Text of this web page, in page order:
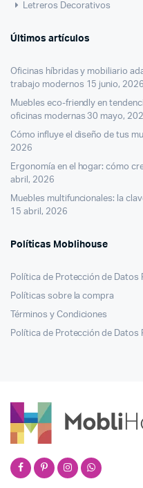
Letreros Decorativos
Últimos artículos
Oficinas híbridas y mobiliario
trabajo modernos 15 junio, 2026
Muebles eco-friendly en
oficinas modernas 30 mayo,
Cómo influye el diseño de tus
2026
Ergonomía en el hogar: cómo
abril, 2026
Muebles multifuncionales: la
15 abril, 2026
Políticas Moblihouse
Política de Protección de Datos
Políticas sobre la compra
Términos y Condiciones
Política de Protección de Datos